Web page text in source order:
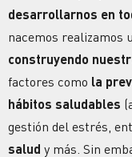
desarrollarnos en
nacemos realizamos
construyendo
factores como la
hábitos saludables
gestión del estrés,
salud y más. Sin